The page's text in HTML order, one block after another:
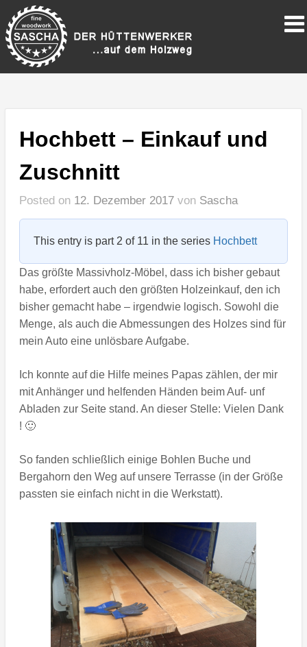
Hochbett – Einkauf und
Zuschnitt
Posted on 12. Dezember 2017von Sascha
This entry is part 2 of 11 in the series Hochbett
Das größte Massivholz-Möbel, dass ich bisher gebaut
habe, erfordert auch den größten Holzeinkauf, den ich
bisher gemacht habe – irgendwie logisch. Sowohl die
Menge, als auch die Abmessungen des Holzes sind für
mein Auto eine unlösbare Aufgabe.
Ich konnte auf die Hilfe meines Papas zählen, der mir
mit Anhänger und helfenden Händen beim Auf- unf
Abladen zur Seite stand. An dieser Stelle: Vielen Dank
! 🙂
So fanden schließlich einige Bohlen Buche und
Bergahorn den Weg auf unsere Terrasse (in der Größe
passten sie einfach nicht in die Werkstatt).